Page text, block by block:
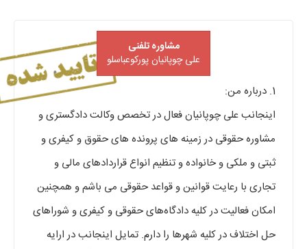
مشاوره تلفنی
علی چوپانیان پورکوعباسلو
1. درباره من:
اینجانب علی چوپانیان فعال در تخصص وکالت دادگستری و
مشاوره حقوقی در زمینه های پرونده های حقوق و کیفری و
ثبتی و ملکی و خانواده و تنظیم انواع قراردادهای مالی و
تجاری با رعایت قوانین و قواعد حقوقی می باشم و همچنین
امکان فعالیت در کلیه دادگاه‌های حقوقی و کیفری و شوراهای
حل اختلاف در کلیه شهرها را دارم. تمایل اینجانب در ارایه